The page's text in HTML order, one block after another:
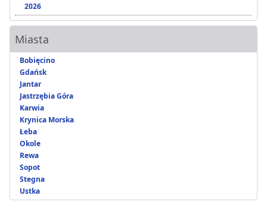
2026
Miasta
Bobięcino
Gdańsk
Jantar
Jastrzębia Góra
Karwia
Krynica Morska
Łeba
Okole
Rewa
Sopot
Stegna
Ustka